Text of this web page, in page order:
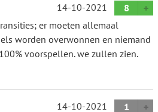
14-10-2021
8
er moeten allemaal
worden overwonnen en niemand
voorspellen. we zullen zien.
14-10-2021
1